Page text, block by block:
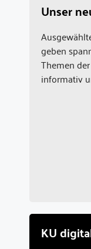
Unser
geben
Themen
informativ
KU